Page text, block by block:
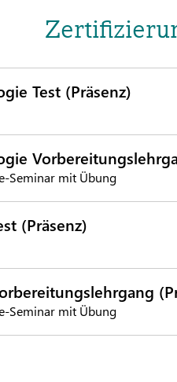
Test (Präsenz)
Seminar mit Übung
(Präsenz)
Seminar mit Übung